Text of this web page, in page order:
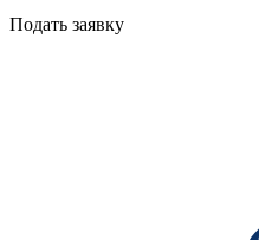
Подать заявку